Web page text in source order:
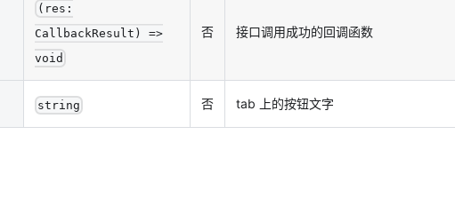
(res:
CallbackResult) =>
void
否 接口调用成功的回调函数
string 否 tab 上的按钮文字